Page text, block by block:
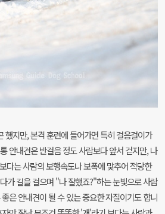
했지만, 본격 훈련에 들어가면 특히 걸음걸이가
안내견은 반걸음 정도 사람보다 앞서 걷지만, 나
다는 사람의 보행속도나 보폭에 맟추어 적당한
가 길을 걸으며 "나 잘했죠?"하는 눈빛으로 사람
은 안내견이 될 수 있는 중요한 자질이기도 합니